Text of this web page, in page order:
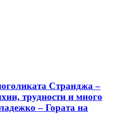
Странджа –
трудности и много
– Гората на